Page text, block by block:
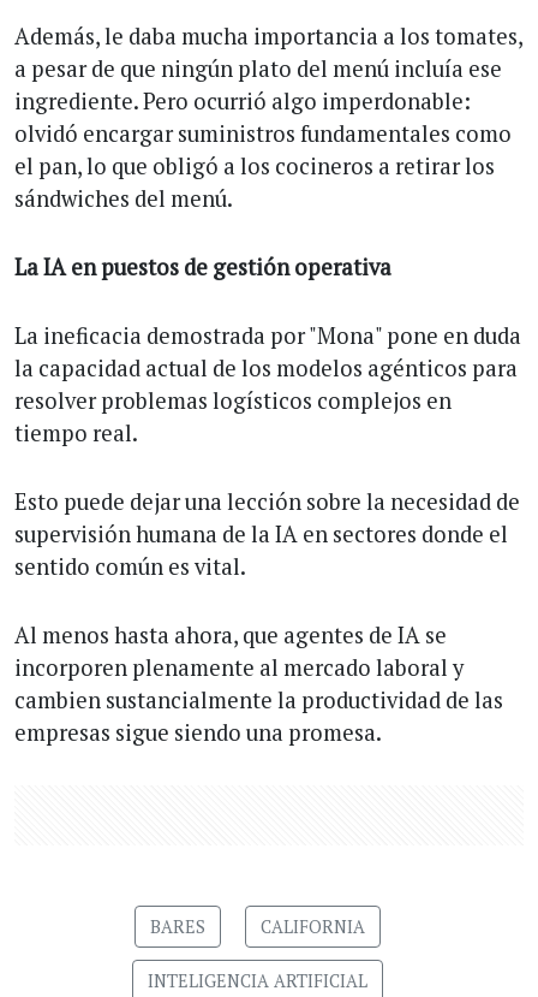
Además, le daba mucha importancia a los tomates,
a pesar de que ningún plato del menú incluía ese
ingrediente. Pero ocurrió algo imperdonable:
olvidó encargar suministros fundamentales como
el pan, lo que obligó a los cocineros a retirar los
sándwiches del menú.
La IA en puestos de gestión operativa
La ineficacia demostrada por "Mona" pone en duda
la capacidad actual de los modelos agénticos para
resolver problemas logísticos complejos en
tiempo real.
Esto puede dejar una lección sobre la necesidad de
supervisión humana de la IA en sectores donde el
sentido común es vital.
Al menos hasta ahora, que agentes de IA se
incorporen plenamente al mercado laboral y
cambien sustancialmente la productividad de las
empresas sigue siendo una promesa.
BARES CALIFORNIA
INTELIGENCIA ARTIFICIAL